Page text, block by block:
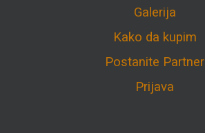
Galerija
Kako da kupim
Postanite Partner
Prijava